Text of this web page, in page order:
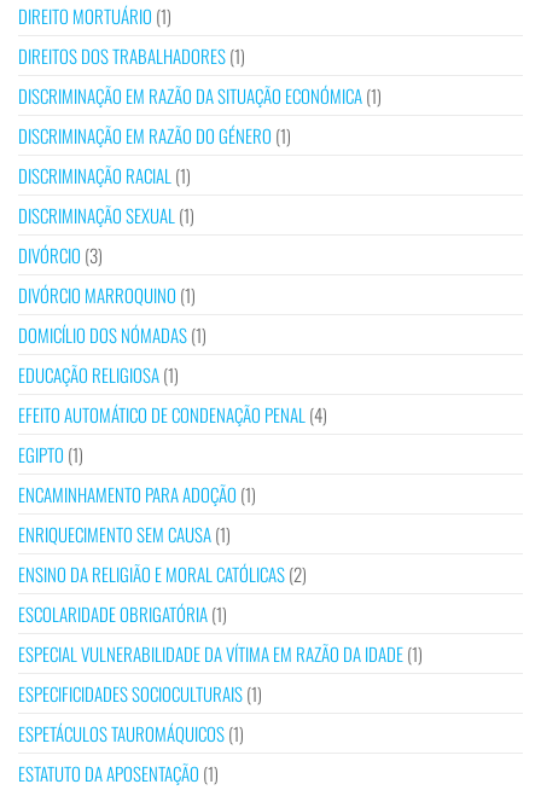
DIREITO MORTUÁRIO (1)
DIREITOS DOS TRABALHADORES(1)
DISCRIMINAÇÃO EM RAZÃO DA SITUAÇÃO ECONÓMICA(1)
DISCRIMINAÇÃO EM RAZÃO DO GÉNERO (1)
DISCRIMINAÇÃO RACIAL (1)
DISCRIMINAÇÃO SEXUAL (1)
DIVÓRCIO (3)
DIVÓRCIO MARROQUINO (1)
DOMICÍLIO DOS NÓMADAS(1)
EDUCAÇÃO RELIGIOSA(1)
EFEITO AUTOMÁTICO DE CONDENAÇÃO PENAL (4)
EGIPTO (1)
ENCAMINHAMENTO PARA ADOÇÃO (1)
ENRIQUECIMENTO SEM CAUSA(1)
ENSINO DA RELIGIÃO E MORAL CATÓLICAS(2)
ESCOLARIDADE OBRIGATÓRIA(1)
ESPECIAL VULNERABILIDADE DA VÍTIMA EM RAZÃO DA IDADE(1)
ESPECIFICIDADES SOCIOCULTURAIS(1)
ESPETÁCULOS TAUROMÁQUICOS(1)
ESTATUTO DA APOSENTAÇÃO (1)